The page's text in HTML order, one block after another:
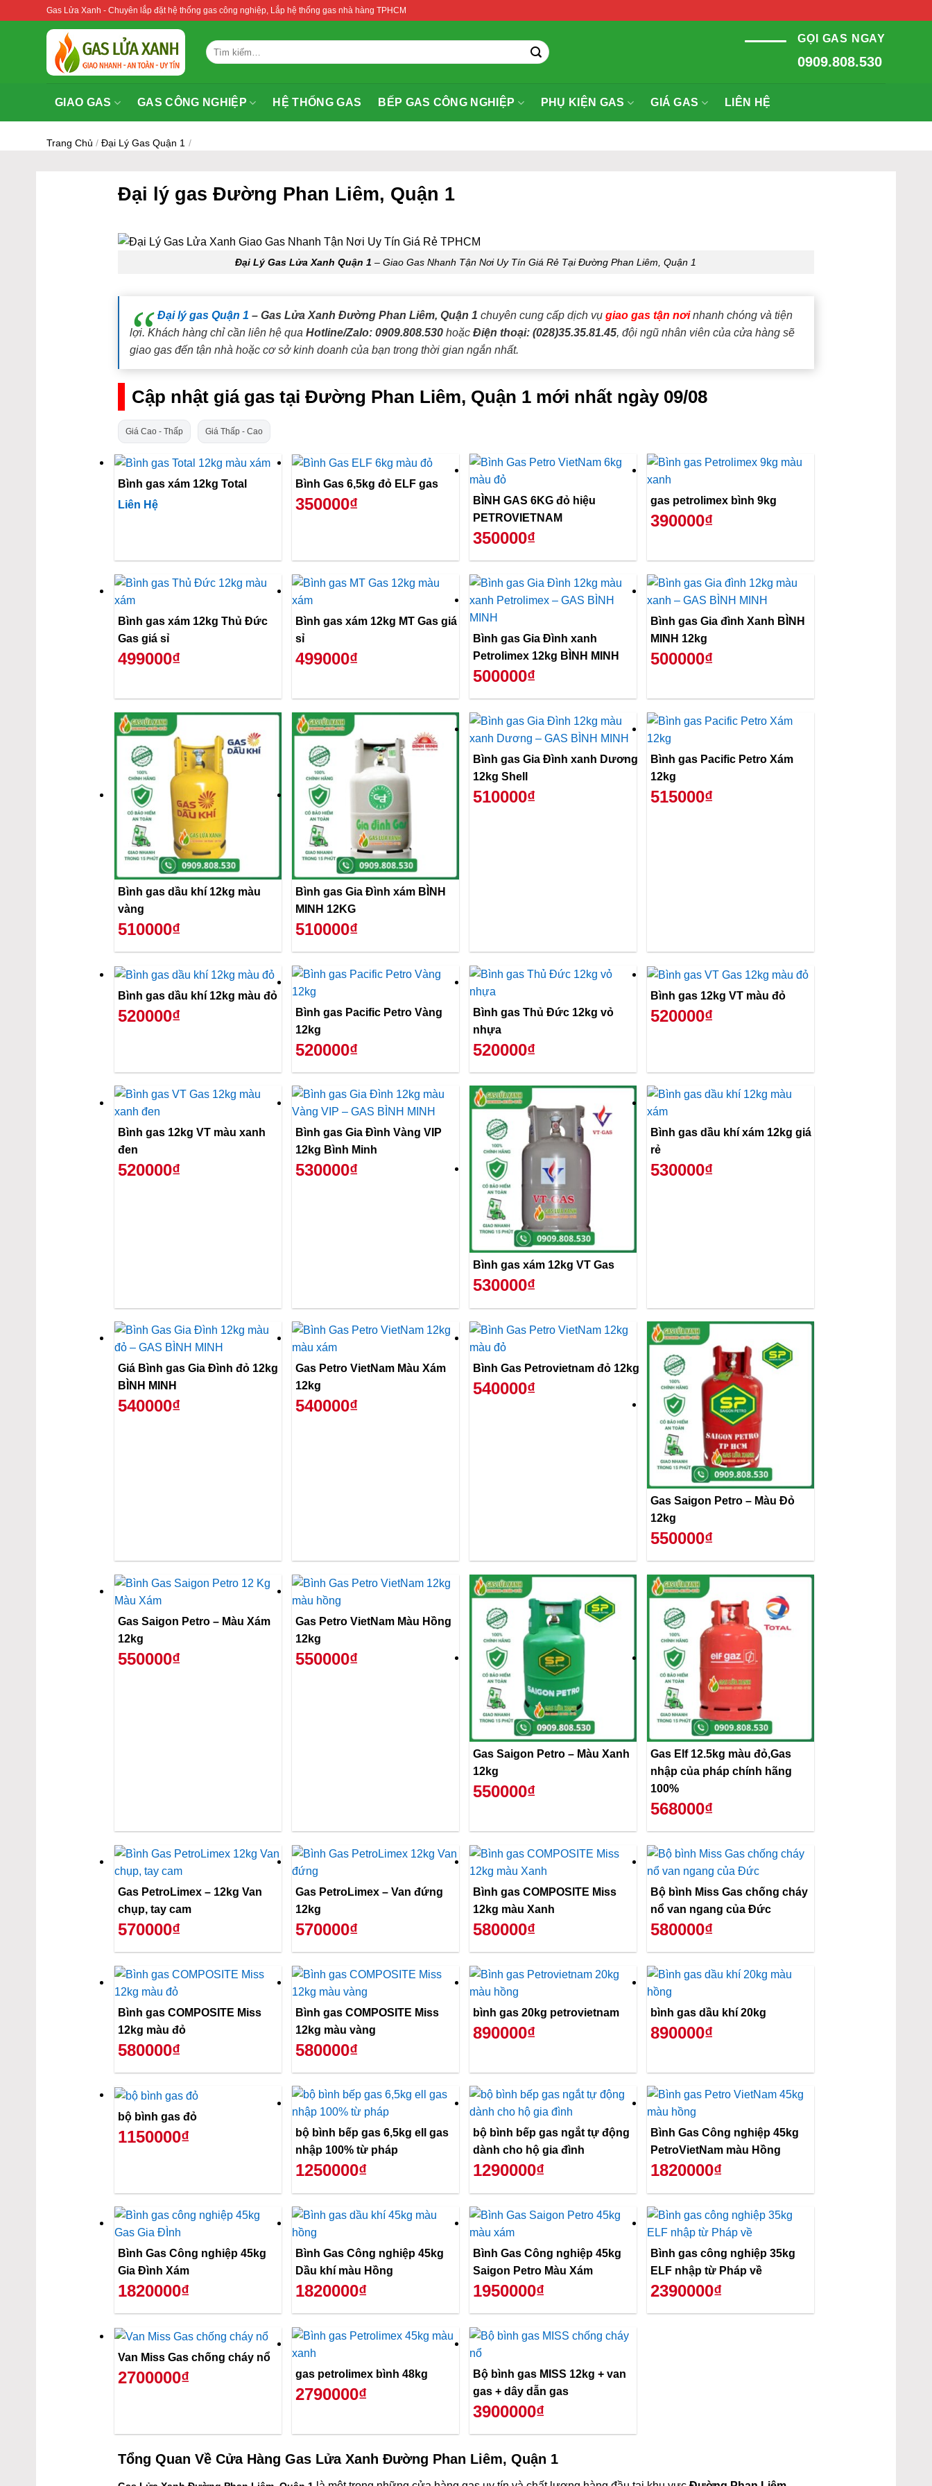
Gas Lửa Xanh - Chuyên lắp đặt hệ thống gas công nghiệp, Lắp hệ thống gas nhà hàng TPHCM
Tìm
kiếm:
GỌI GAS NGAY
0909.808.530
GIAO GAS GAS CÔNG NGHIỆP HỆ THỐNG GAS BẾP GAS CÔNG NGHIỆP PHỤ KIỆN GAS GIÁ GAS LIÊN HỆ
Trang Chủ / Đại Lý Gas Quận 1 /
Đại lý gas Đường Phan Liêm, Quận 1
Đại Lý Gas Lửa Xanh Quận 1 – Giao Gas Nhanh Tận Nơi Uy Tín Giá Rẻ Tại Đường Phan Liêm, Quận 1
Đại lý gas Quận 1 – Gas Lửa Xanh Đường Phan Liêm, Quận 1 chuyên cung cấp dịch vụgiao gas tận nơinhanh chóng và tiện
lợi. Khách hàng chỉ cần liên hệ quaHotline/Zalo: 0909.808.530 hoặcĐiện thoại: (028)35.35.81.45, đội ngũ nhân viên của cửa hàng sẽ
giao gas đến tận nhà hoặc cơ sở kinh doanh của bạn trong thời gian ngắn nhất.
Cập nhật giá gas tại Đường Phan Liêm, Quận 1 mới nhất ngày 09/08
Giá Cao - Thấp Giá Thấp - Cao
Bình gas xám 12kg Total
Liên Hệ
Bình Gas 6,5kg đỏ ELF gas
350000₫
BÌNH GAS 6KG đỏ hiệu
PETROVIETNAM
350000₫
gas petrolimex bình 9kg
390000₫
Bình gas xám 12kg Thủ Đức
Gas giá sỉ
499000₫
Bình gas xám 12kg MT Gas giá
sỉ
499000₫
Bình gas Gia Đình xanh
Petrolimex 12kg BÌNH MINH
500000₫
Bình gas Gia đình Xanh BÌNH
MINH 12kg
500000₫
Bình gas dầu khí 12kg màu
vàng
510000₫
Bình gas Gia Đình xám BÌNH
MINH 12KG
510000₫
Bình gas Gia Đình xanh Dương
12kg Shell
510000₫
Bình gas Pacific Petro Xám
12kg
515000₫
Bình gas dầu khí 12kg màu đỏ
520000₫
Bình gas Pacific Petro Vàng
12kg
520000₫
Bình gas Thủ Đức 12kg vỏ
nhựa
520000₫
Bình gas 12kg VT màu đỏ
520000₫
Bình gas 12kg VT màu xanh
đen
520000₫
Bình gas Gia Đình Vàng VIP
12kg Bình Minh
530000₫
Bình gas xám 12kg VT Gas
530000₫
Bình gas dầu khí xám 12kg giá
rẻ
530000₫
Giá Bình gas Gia Đình đỏ 12kg
BÌNH MINH
540000₫
Gas Petro VietNam Màu Xám
12kg
540000₫
Bình Gas Petrovietnam đỏ 12kg
540000₫
Gas Saigon Petro – Màu Đỏ
12kg
550000₫
Gas Saigon Petro – Màu Xám
12kg
550000₫
Gas Petro VietNam Màu Hồng
12kg
550000₫
Gas Saigon Petro – Màu Xanh
12kg
550000₫
Gas Elf 12.5kg màu đỏ,Gas
nhập của pháp chính hãng
100%
568000₫
Gas PetroLimex – 12kg Van
chụp, tay cam
570000₫
Gas PetroLimex – Van đứng
12kg
570000₫
Bình gas COMPOSITE Miss
12kg màu Xanh
580000₫
Bộ bình Miss Gas chống cháy
nổ van ngang của Đức
580000₫
Bình gas COMPOSITE Miss
12kg màu đỏ
580000₫
Bình gas COMPOSITE Miss
12kg màu vàng
580000₫
bình gas 20kg petrovietnam
890000₫
bình gas dầu khí 20kg
890000₫
bộ bình gas đỏ
1150000₫
bộ bình bếp gas 6,5kg ell gas
nhập 100% từ pháp
1250000₫
bộ bình bếp gas ngắt tự động
dành cho hộ gia đình
1290000₫
Bình Gas Công nghiệp 45kg
PetroVietNam màu Hồng
1820000₫
Bình Gas Công nghiệp 45kg
Gia Đình Xám
1820000₫
Bình Gas Công nghiệp 45kg
Dầu khí màu Hồng
1820000₫
Bình Gas Công nghiệp 45kg
Saigon Petro Màu Xám
1950000₫
Bình gas công nghiệp 35kg
ELF nhập từ Pháp về
2390000₫
Van Miss Gas chống cháy nổ
2700000₫ gas petrolimex bình 48kg
2790000₫
Bộ bình gas MISS 12kg + van
gas + dây dẫn gas
3900000₫
Tổng Quan VềCửa Hàng Gas Lửa Xanh Đường Phan Liêm, Quận 1